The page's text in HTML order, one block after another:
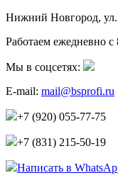
Нижний Новгород,
Работаем ежедневно с
Мы в соцсетях:
E-mail: mail@bsprofi.ru
+7 (920) 055-77-75
+7 (831) 215-50-19
Написать в